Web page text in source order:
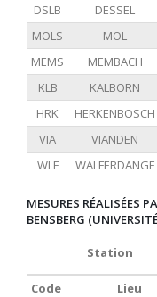
DSLB DESSEL
MOLS
MOL
MEMS
MEMBACH
KLB
KALBORN
HRK
HERKENBOSCH
VIA
VIANDEN
WLF
WALFERDANGE
MESURES RÉALISÉES
BENSBERG
Station
Code Lieu